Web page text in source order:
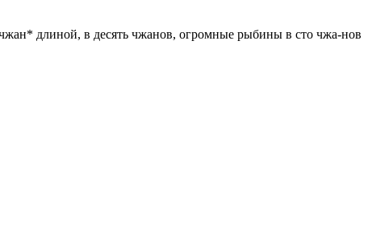
длиной, в десять чжанов, огромные рыбины в сто чжа-нов